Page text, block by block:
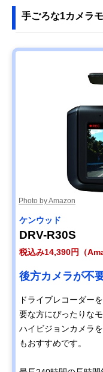
手ごろな1カメラ
Photo by Amazon
ケンウッド
DRV-R30S
税込み14,390円（
後方カメラが不
ドライブレコーダー
要な方にぴったりな
ハイビジョンカメラ
もおすすめです。